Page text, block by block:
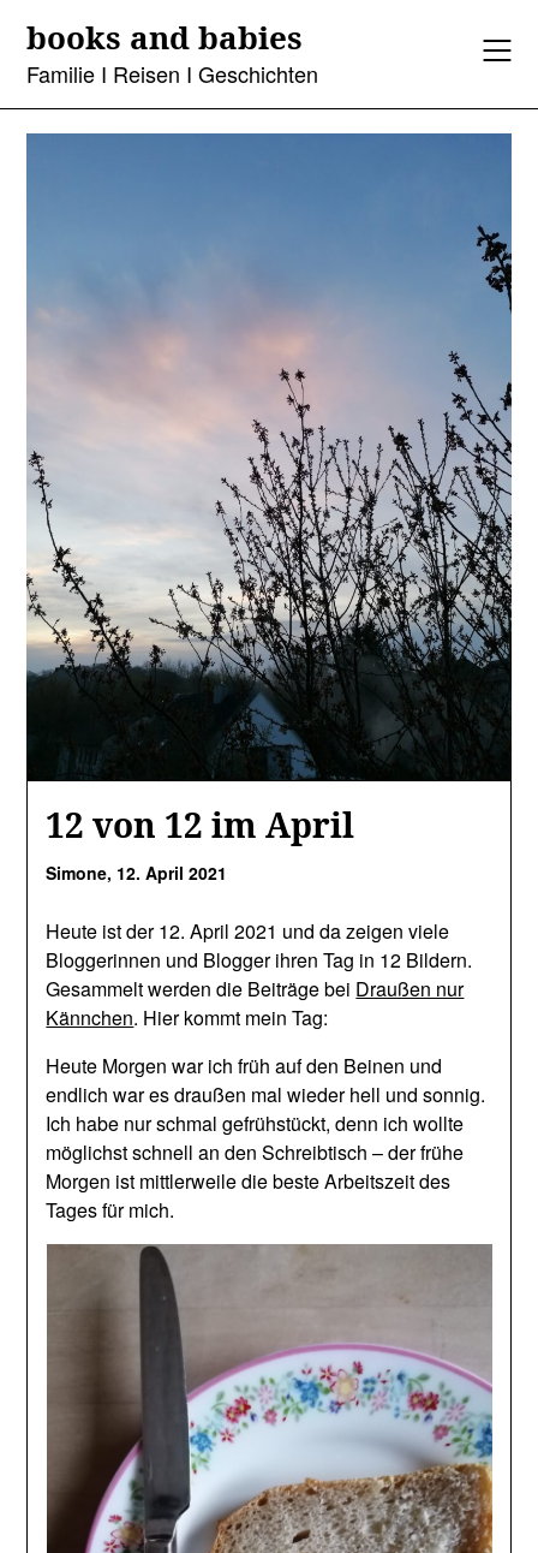
content
books and babies
Familie I Reisen I Geschichten
12 von 12 im April
Simone, 12. April 2021
Heute ist der 12. April 2021 und da zeigen viele
Bloggerinnen und Blogger ihren Tag in 12 Bildern.
Gesammelt werden die Beiträge bei Draußen nur
Kännchen. Hier kommt mein Tag:
Heute Morgen war ich früh auf den Beinen und
endlich war es draußen mal wieder hell und sonnig.
Ich habe nur schmal gefrühstückt, denn ich wollte
möglichst schnell an den Schreibtisch – der frühe
Morgen ist mittlerweile die beste Arbeitszeit des
Tages für mich.